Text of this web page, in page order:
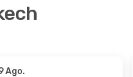
Ago.